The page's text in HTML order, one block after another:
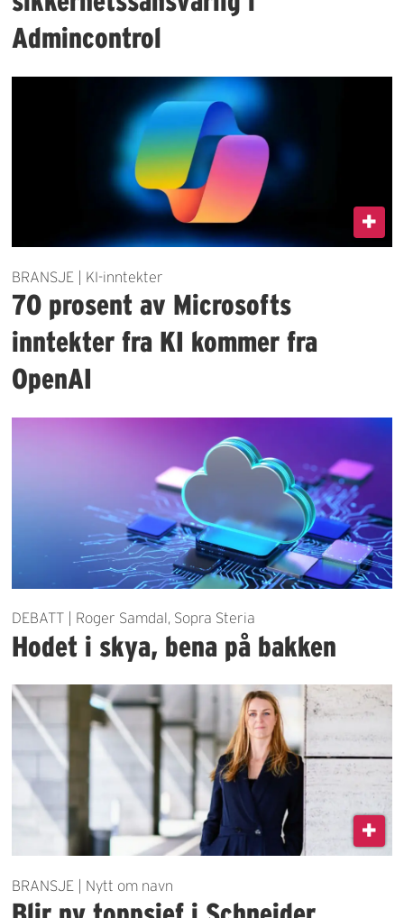
Admincontrol
BRANSJE | KI-inntekter
70 prosent av Microsofts
inntekter fra KI kommer fra
OpenAI
DEBATT | Roger Samdal, Sopra Steria
Hodet i skya, bena på bakken
BRANSJE | Nytt om navn